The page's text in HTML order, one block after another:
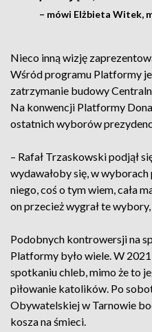
– mówi Elżbieta Witek,
Nieco inną wizję
Wśród programu Platformy
zatrzymanie budowy
Na konwencji Platformy
ostatnich wyborów
– Rafał Trzaskowski podjął
wydawałoby się, w wyborach
niego, coś o tym wiem, cała
on przecież wygrał te
Podobnych kontrowersji na
Platformy było wiele. W
spotkaniu chleb, mimo że to
piłowanie katolików. Po
Obywatelskiej w Tarnowie
kosza na śmieci.